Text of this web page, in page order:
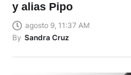
y alias Pipo
agosto 9, 11:37 AM
By Sandra Cruz